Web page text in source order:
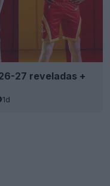
27 reveladas +
1d